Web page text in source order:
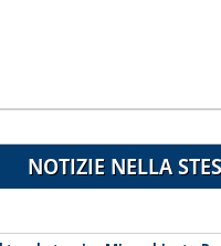
NOTIZIE NELLA